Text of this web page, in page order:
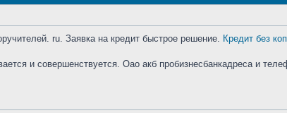
ru. Заявка на кредит быстрое решение. Кредит без
и совершенствуется. Оао акб пробизнесбанкадреса и